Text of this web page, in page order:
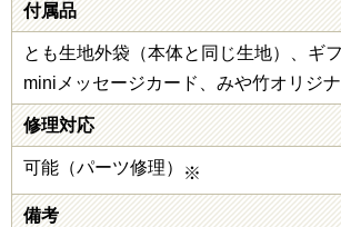
付属品
とも生地外袋（本体と同じ生地）、ギ
miniメッセージカード、みや竹オリジ
修理対応
可能（パーツ修理） ※
備考